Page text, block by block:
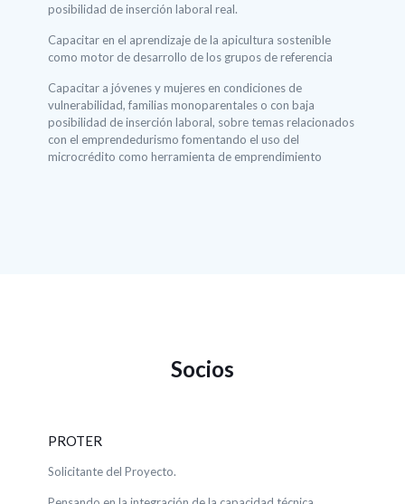
posibilidad de inserción laboral real.
Capacitar en el aprendizaje de la apicultura sostenible
como motor de desarrollo de los grupos de referencia
Capacitar a jóvenes y mujeres en condiciones de
vulnerabilidad, familias monoparentales o con baja
posibilidad de inserción laboral, sobre temas relacionados
con el emprendedurismo fomentando el uso del
microcrédito como herramienta de emprendimiento
Socios
PROTER
Solicitante del Proyecto.